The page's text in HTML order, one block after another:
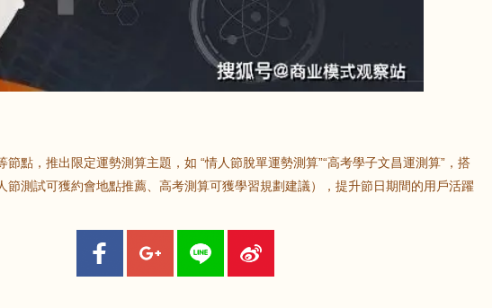
節點，推出限定運勢測算主題，如 “情人節脫單運勢測算”“高考學子文昌運測算”，搭
節測試可獲約會地點推薦、高考測算可獲學習規劃建議），提升節日期間的用戶活躍